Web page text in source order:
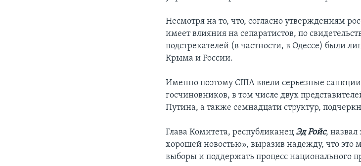
Несмотря на то, что, согласно утверждениям
имеет влияния на сепаратистов, по
подстрекателей (в частности, в Одессе) были
Крыма и России.
Именно поэтому США ввели серьезные
госчиновников, в том числе двух
Путина, а также семнадцати структур,
Глава Комитета, республиканец Эд Ройс, назвал
хорошей новостью», выразив надежду, что это
выборы и поддержать процесс национального